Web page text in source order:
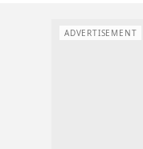
ADVERTISEMENT